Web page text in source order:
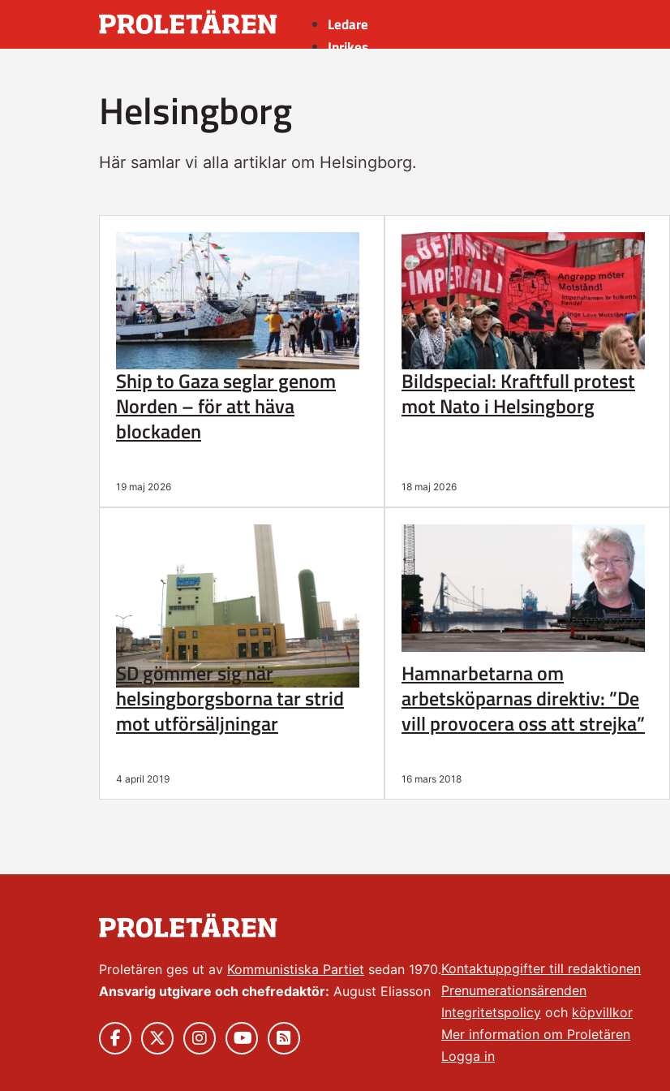
Ledare
Inrikes
Helsingborg
Här samlar vi alla artiklar om Helsingborg.
Ship to Gaza seglar genom
Norden – för att häva
blockaden
19 maj 2026
Bildspecial: Kraftfull protest
mot Nato i Helsingborg
18 maj 2026
SD gömmer sig när
helsingborgsborna tar strid
mot utförsäljningar
4 april 2019
Hamnarbetarna om
arbetsköparnas direktiv: ”De
vill provocera oss att strejka”
16 mars 2018
Proletären ges ut av Kommunistiska Partiet sedan 1970.
Ansvarig utgivare och chefredaktör: August Eliasson
Kontaktuppgifter till redaktionen
Prenumerationsärenden
Integritetspolicy och köpvillkor
Mer information om Proletären
Logga in